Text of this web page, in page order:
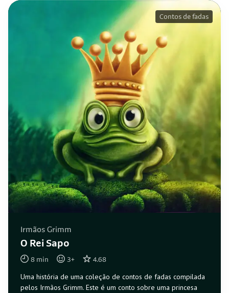
Irmãos Grimm
O Rei Sapo
8 min 3+ 4.68
Uma história de uma coleção de contos de fadas compilada
pelos Irmãos Grimm. Este é um conto sobre uma princesa
Contos de fadas